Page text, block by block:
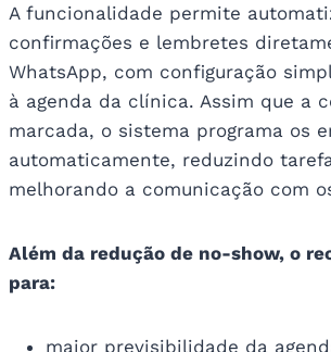
A funcionalidade permite
confirmações e lembretes
WhatsApp, com configuração
à agenda da clínica. Assim que a
marcada, o sistema programa os
automaticamente, reduzindo
melhorando a comunicação com
Além da redução de no-show, o
para:
maior previsibilidade da